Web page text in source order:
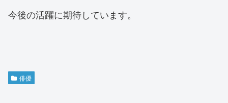
今後の活躍に期待しています。
俳優